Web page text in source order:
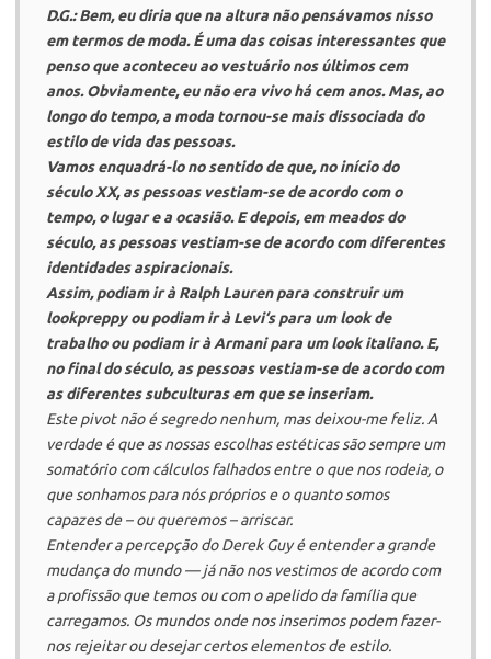
D.G.: Bem, eu diria que na altura não pensávamos nisso
em termos de moda. É uma das coisas interessantes que
penso que aconteceu ao vestuário nos últimos cem
anos. Obviamente, eu não era vivo há cem anos. Mas, ao
longo do tempo, a moda tornou-se mais dissociada do
estilo de vida das pessoas.
Vamos enquadrá-lo no sentido de que, no início do
século XX, as pessoas vestiam-se de acordo com o
tempo, o lugar e a ocasião. E depois, em meados do
século, as pessoas vestiam-se de acordo com diferentes
identidades aspiracionais.
Assim, podiam ir à Ralph Laurenpara construir um
lookpreppyou podiam ir à Levi‘s para umlookde
trabalho ou podiam ir à Armanipara umlookitaliano. E,
no final do século, as pessoas vestiam-se de acordo com
as diferentes subculturas em que se inseriam.
Este pivot não é segredo nenhum, mas deixou-me feliz. A
verdade é que as nossas escolhas estéticas são sempre um
somatório com cálculos falhados entre o que nos rodeia, o
que sonhamos para nós próprios e o quanto somos
capazes de – ou queremos – arriscar.
Entender a percepção do Derek Guy é entender a grande
mudança do mundo — já não nos vestimos de acordo com
a profissão que temos ou com o apelido da família que
carregamos. Os mundos onde nos inserimos podem fazer-
nos rejeitar ou desejar certos elementos de estilo.